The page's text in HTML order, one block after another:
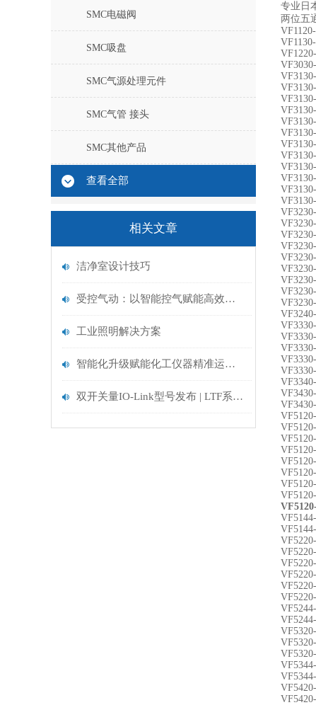
SMC电磁阀
SMC吸盘
SMC气源处理元件
SMC气管 接头
SMC其他产品
查看全部
相关文章
洁净室设计技巧
受控气动：以智能控气赋能高效精准生产
工业照明解决方案
智能化升级赋能化工仪器精准运维——探析在线分析仪器的校准技术与应用优化
双开关量IO-Link型号发布 | LTF系列激光测距传感器
专业日
两位五